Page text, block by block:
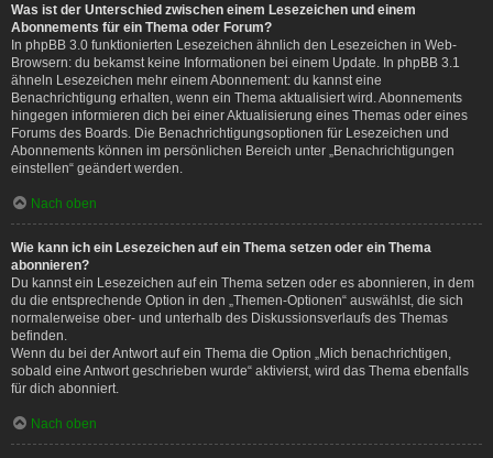
Was ist der Unterschied zwischen einem Lesezeichen und einem
Abonnements für ein Thema oder Forum?
In phpBB 3.0 funktionierten Lesezeichen ähnlich den Lesezeichen in Web-
Browsern: du bekamst keine Informationen bei einem Update. In phpBB 3.1
ähneln Lesezeichen mehr einem Abonnement: du kannst eine
Benachrichtigung erhalten, wenn ein Thema aktualisiert wird. Abonnements
hingegen informieren dich bei einer Aktualisierung eines Themas oder eines
Forums des Boards. Die Benachrichtigungsoptionen für Lesezeichen und
Abonnements können im persönlichen Bereich unter „Benachrichtigungen
einstellen“ geändert werden.
Nach oben
Wie kann ich ein Lesezeichen auf ein Thema setzen oder ein Thema
abonnieren?
Du kannst ein Lesezeichen auf ein Thema setzen oder es abonnieren, in dem
du die entsprechende Option in den „Themen-Optionen“ auswählst, die sich
normalerweise ober- und unterhalb des Diskussionsverlaufs des Themas
befinden.
Wenn du bei der Antwort auf ein Thema die Option „Mich benachrichtigen,
sobald eine Antwort geschrieben wurde“ aktivierst, wird das Thema ebenfalls
für dich abonniert.
Nach oben